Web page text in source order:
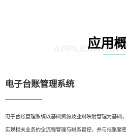
应用
APPLICATION
电子台账管理系统
电子台账管理系统以基础资源及业财映射管理为基础
实现相关业务的全流程管理与财务管控，并与报账紧